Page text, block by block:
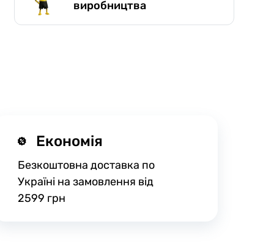
виробництва
Економія
Безкоштовна доставка по
Україні на замовлення від
2599 грн